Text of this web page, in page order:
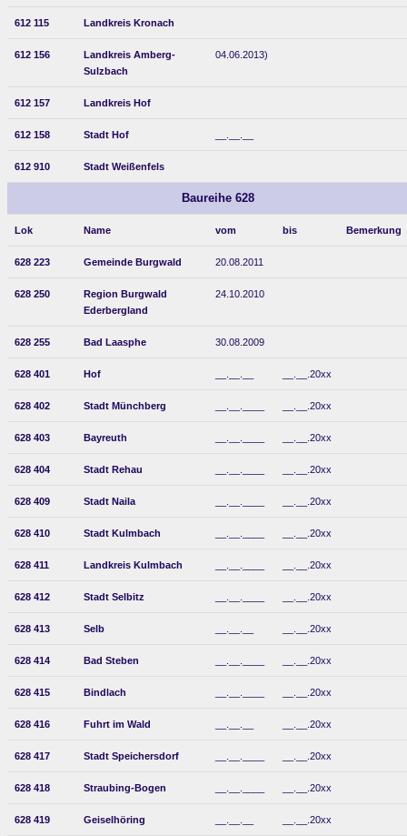
612 115 Landkreis Kronach
612 156
Landkreis Amberg-
Sulzbach
04.06.2013)
612 157 Landkreis Hof
612 158 Stadt Hof
612 910 Stadt Weißenfels
Baureihe 628
Lok Name vom bis Bemerkung
628 223 Gemeinde Burgwald 20.08.2011
628 250
Region Burgwald
Ederbergland
24.10.2010
628 255 Bad Laasphe 30.08.2009
628 401 Hof __.__.20xx
628 402 Stadt Münchberg __.__.20xx
628 403 Bayreuth __.__.20xx
628 404 Stadt Rehau __.__.20xx
628 409 Stadt Naila __.__.20xx
628 410 Stadt Kulmbach __.__.20xx
628 411 Landkreis Kulmbach __.__.20xx
628 412 Stadt Selbitz __.__.20xx
628 413 Selb __.__.20xx
628 414 Bad Steben __.__.20xx
628 415 Bindlach __.__.20xx
628 416 Fuhrt im Wald __.__.20xx
628 417 Stadt Speichersdorf __.__.20xx
628 418 Straubing-Bogen __.__.20xx
628 419 Geiselhöring __.__.20xx